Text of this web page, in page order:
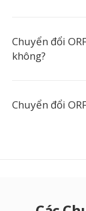
Chuyển đổi
không?
Chuyển đổi